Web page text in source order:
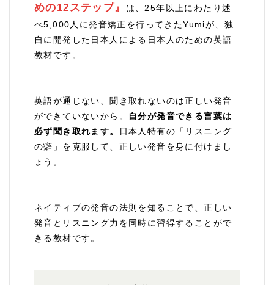
めの12ステップ』
は、25年以上にわたり述
べ5,000人に発音矯正を行ってきたYumiが、独
自に開発した日本人による日本人のための英語
教材です。
英語が通じない、聞き取れないのは正しい発音
ができていないから。
自分が発音できる言葉は
必ず聞き取れます。
日本人特有の「リスニング
の癖」を克服して、正しい発音を身に付けまし
ょう。
ネイティブの発音の法則を知ることで、正しい
発音とリスニング力を同時に習得することがで
きる教材です。